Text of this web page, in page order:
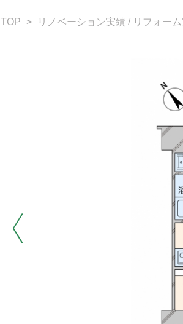
TOP > リノベーション実績 / リフォー